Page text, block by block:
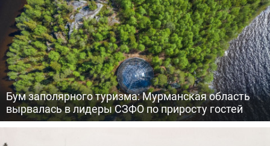
Бум заполярного туризма: Мурманская область
вырвалась в лидеры СЗФО по приросту гостей